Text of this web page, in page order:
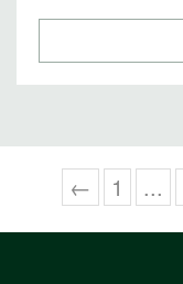
← 1 ...